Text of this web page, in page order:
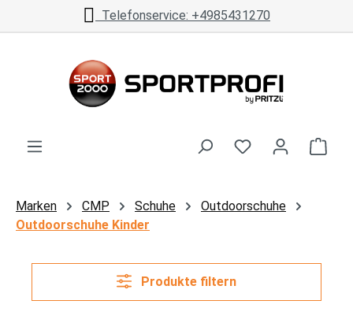
Zum Hauptinhalt springenTelefonservice: +4985431270
Marken CMP Schuhe
Outdoorschuhe
Outdoorschuhe Kinder
Produkte filtern